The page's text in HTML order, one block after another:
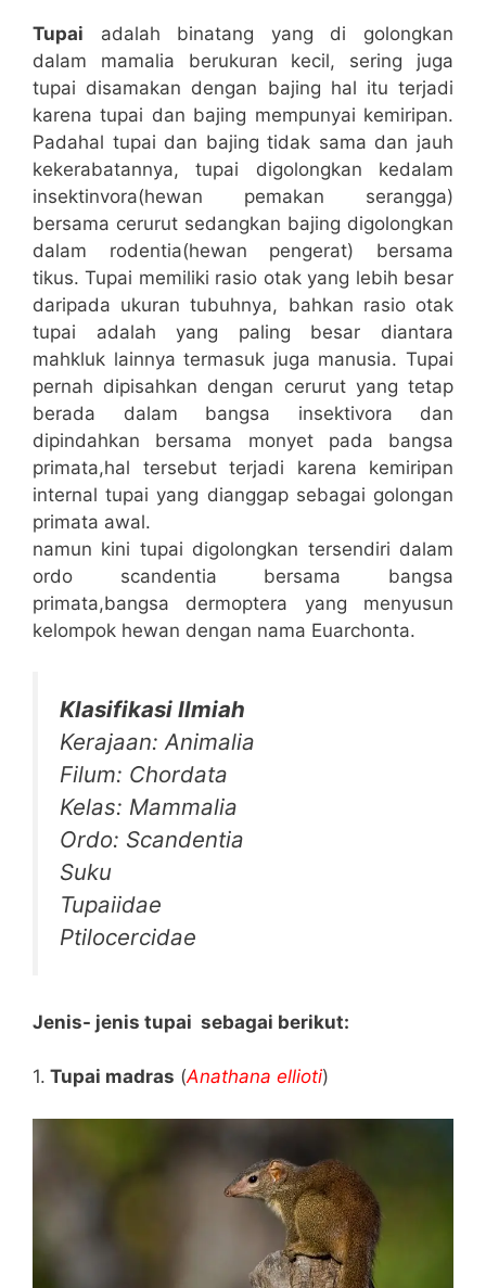
Tupai adalah binatang yang di golongkan
dalam mamalia berukuran kecil, sering juga
tupai disamakan dengan bajing hal itu terjadi
karena tupai dan bajing mempunyai kemiripan.
Padahal tupai dan bajing tidak sama dan jauh
kekerabatannya, tupai digolongkan kedalam
insektinvora(hewan pemakan serangga)
bersama cerurut sedangkan bajing digolongkan
dalam rodentia(hewan pengerat) bersama
tikus. Tupai memiliki rasio otak yang lebih besar
daripada ukuran tubuhnya, bahkan rasio otak
tupai adalah yang paling besar diantara
mahkluk lainnya termasuk juga manusia. Tupai
pernah dipisahkan dengan cerurut yang tetap
berada dalam bangsa insektivora dan
dipindahkan bersama monyet pada bangsa
primata,hal tersebut terjadi karena kemiripan
internal tupai yang dianggap sebagai golongan
primata awal.
namun kini tupai digolongkan tersendiri dalam
ordo scandentia bersama bangsa
primata,bangsa dermoptera yang menyusun
kelompok hewan dengan nama Euarchonta.
Klasifikasi Ilmiah
Kerajaan: Animalia
Filum: Chordata
Kelas: Mammalia
Ordo: Scandentia
Suku
Tupaiidae
Ptilocercidae
Jenis- jenis tupai sebagai berikut:
1. Tupai madras (Anathana ellioti)